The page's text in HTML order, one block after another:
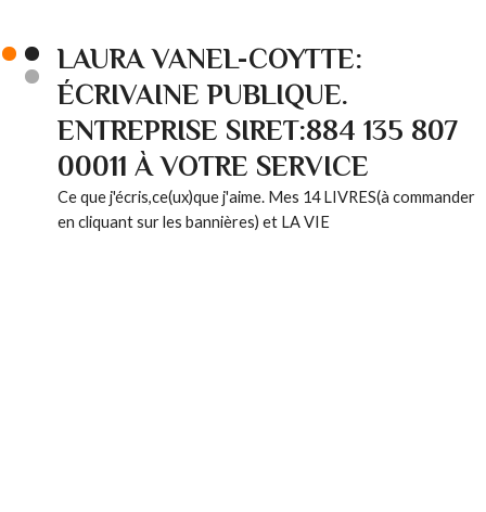
LAURA VANEL-COYTTE:
ÉCRIVAINE PUBLIQUE.
ENTREPRISE SIRET:884 135 807
00011 À VOTRE SERVICE
Ce que j'écris,ce(ux)que j'aime. Mes 14 LIVRES(à commander
en cliquant sur les bannières) et LA VIE